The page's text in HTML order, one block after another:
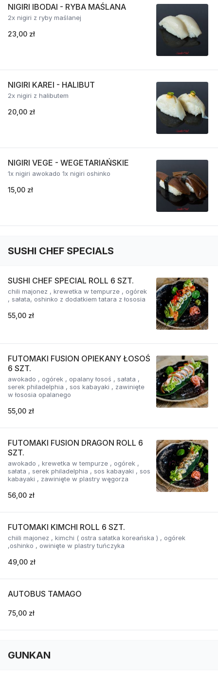
NIGIRI IBODAI - RYBA MAŚLANA
2x nigiri z ryby maślanej
23,00 zł
NIGIRI KAREI - HALIBUT
2x nigiri z halibutem
20,00 zł
NIGIRI VEGE - WEGETARIAŃSKIE
1x nigiri awokado 1x nigiri oshinko
15,00 zł
SUSHI CHEF SPECIALS
SUSHI CHEF SPECIAL ROLL 6 SZT.
chili majonez , krewetka w tempurze , ogórek
, sałata, oshinko z dodatkiem tatara z łososia
55,00 zł
FUTOMAKI FUSION OPIEKANY ŁOSOŚ
6 SZT.
awokado , ogórek , opalany łosoś , sałata ,
serek philadelphia , sos kabayaki , zawinięte
w łososia opalanego
55,00 zł
FUTOMAKI FUSION DRAGON ROLL 6
SZT.
awokado , krewetka w tempurze , ogórek ,
sałata , serek philadelphia , sos kabayaki , sos
kabayaki , zawinięte w plastry węgorza
56,00 zł
FUTOMAKI KIMCHI ROLL 6 SZT.
chiili majonez , kimchi ( ostra sałatka koreańska ) , ogórek
,oshinko , owinięte w plastry tuńczyka
49,00 zł
AUTOBUS TAMAGO
75,00 zł
GUNKAN